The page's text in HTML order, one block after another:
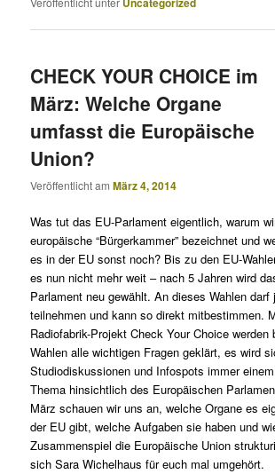
CHECK YOUR CHOICE im
März: Welche Organe
umfasst die Europäische
Union?
Veröffentlicht amMärz 4, 2014
Was tut das EU-Parlament eigentlich, warum
europäische “Bürgerkammer” bezeichnetund
es in der EU sonst noch? Bis zu den EU-
es nun nicht mehr weit – nach 5 Jahren wird
Parlament neu gewählt. An dieses Wahlen darf
teilnehmen und kann so direkt mitbestimmen.
Radiofabrik-Projekt Check Your Choicewerden
Wahlen alle wichtigen Fragen geklärt, es wird
Studiodiskussionen und Infospots immer
Thema hinsichtlich des Europäischen
März schauen wir uns an, welche Organe es
der EU gibt, welche Aufgaben sie haben und
Zusammenspiel die Europäische Union
sich Sara Wichelhaus für euch mal umgehört.